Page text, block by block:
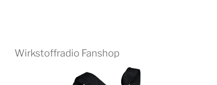
Wirkstoffradio Fanshop